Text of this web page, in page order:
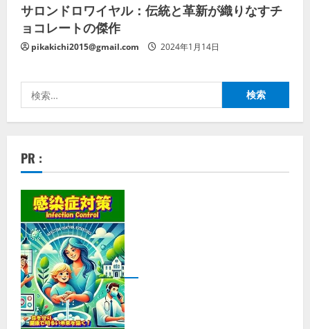
サロンドロワイヤル：伝統と革新が織りなすチ
ョコレートの傑作
pikakichi2015@gmail.com 2024年1月14日
索:
PR :